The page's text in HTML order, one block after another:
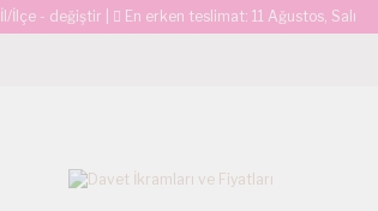
İl/İlçe - değiştir En erken teslimat: 11 Ağustos, Salı